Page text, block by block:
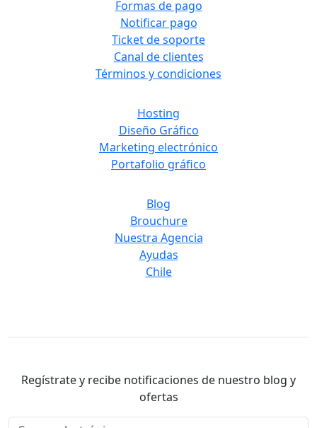
Formas de pago
Notificar pago
Ticket de soporte
Canal de clientes
Términos y condiciones
Hosting
Diseño Gráfico
Marketing electrónico
Portafolio gráfico
Blog
Brouchure
Nuestra Agencia
Ayudas
Chile
Regístrate y recibe notificaciones de nuestro blog y
ofertas